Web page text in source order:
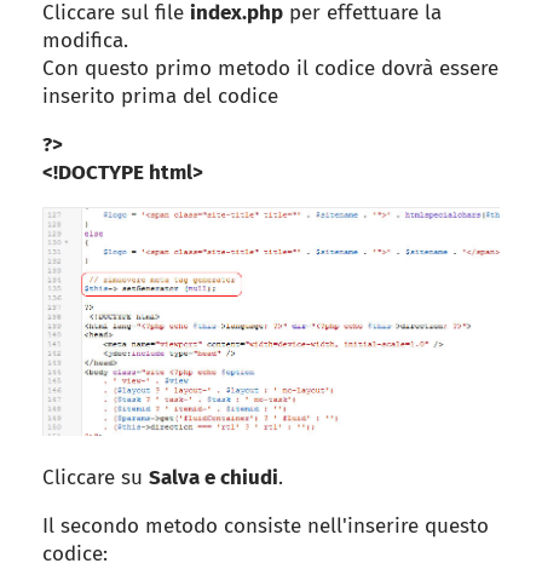
Cliccare sul file index.php per effettuare la
modifica.
Con questo primo metodo il codice dovrà essere
inserito prima del codice
?>
<!DOCTYPE html>
Cliccare su Salva e chiudi.
Il secondo metodo consiste nell'inserire questo
codice: